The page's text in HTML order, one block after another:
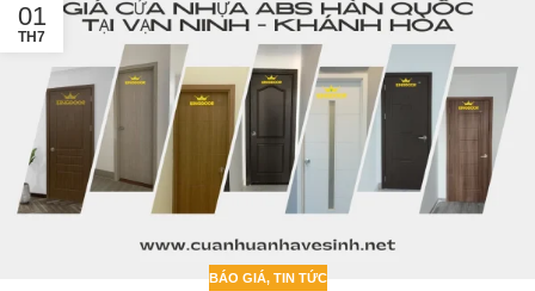
01
TH7
BÁO GIÁ, TIN TỨC